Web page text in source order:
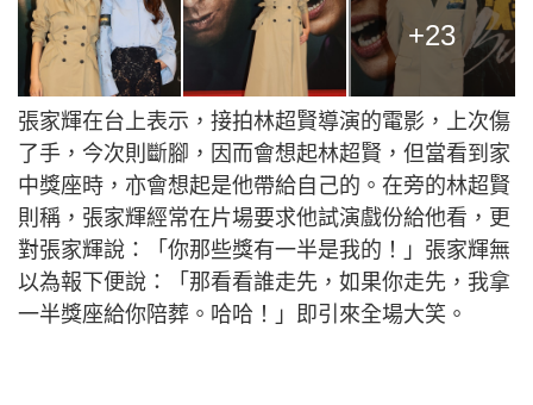
+23
張家輝在台上表示，接拍林超賢導演的電影，上次傷
了手，今次則斷腳，因而會想起林超賢，但當看到家
中獎座時，亦會想起是他帶給自己的。在旁的林超賢
則稱，張家輝經常在片場要求他試演戲份給他看，更
對張家輝說：「你那些獎有一半是我的！」張家輝無
以為報下便說：「那看看誰走先，如果你走先，我拿
一半獎座給你陪葬。哈哈！」即引來全場大笑。